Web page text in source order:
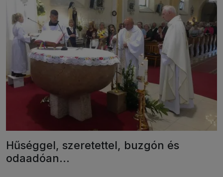
Hűséggel, szeretettel, buzgón és
odaadóan...